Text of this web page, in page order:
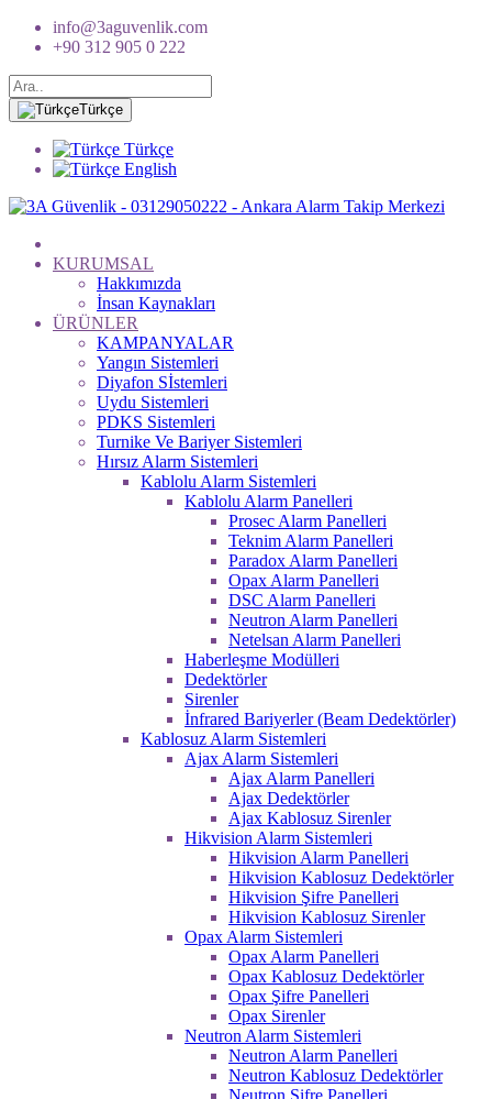
info@3aguvenlik.com
+90 312 905 0 222
Türkçe
Türkçe
English
KURUMSAL
Hakkımızda
İnsan Kaynakları
ÜRÜNLER
KAMPANYALAR
Yangın Sistemleri
Diyafon Sİstemleri
Uydu Sistemleri
PDKS Sistemleri
Turnike Ve Bariyer Sistemleri
Hırsız Alarm Sistemleri
Kablolu Alarm Sistemleri
Kablolu Alarm Panelleri
Prosec Alarm Panelleri
Teknim Alarm Panelleri
Paradox Alarm Panelleri
Opax Alarm Panelleri
DSC Alarm Panelleri
Neutron Alarm Panelleri
Netelsan Alarm Panelleri
Haberleşme Modülleri
Dedektörler
Sirenler
İnfrared Bariyerler (Beam Dedektörler)
Kablosuz Alarm Sistemleri
Ajax Alarm Sistemleri
Ajax Alarm Panelleri
Ajax Dedektörler
Ajax Kablosuz Sirenler
Hikvision Alarm Sistemleri
Hikvision Alarm Panelleri
Hikvision Kablosuz Dedektörler
Hikvision Şifre Panelleri
Hikvision Kablosuz Sirenler
Opax Alarm Sistemleri
Opax Alarm Panelleri
Opax Kablosuz Dedektörler
Opax Şifre Panelleri
Opax Sirenler
Neutron Alarm Sistemleri
Neutron Alarm Panelleri
Neutron Kablosuz Dedektörler
Neutron Şifre Panelleri